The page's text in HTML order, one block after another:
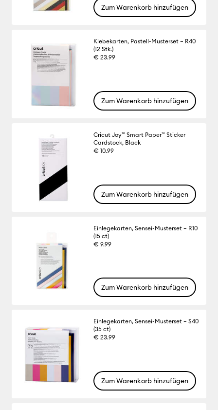
Zum Warenkorb hinzufügen
Klebekarten, Pastell-Musterset – R40
(12 Stk.)
€ 23.99
Zum Warenkorb hinzufügen
Cricut Joy™ Smart Paper™ Sticker
Cardstock, Black
€ 10.99
Zum Warenkorb hinzufügen
Einlegekarten, Sensei-Musterset – R10
(15 ct)
€ 9.99
Zum Warenkorb hinzufügen
Einlegekarten, Sensei-Musterset – S40
(35 ct)
€ 23.99
Zum Warenkorb hinzufügen